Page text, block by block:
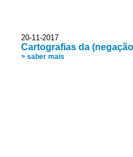
20-11-2017
Cartografias da
> saber mais